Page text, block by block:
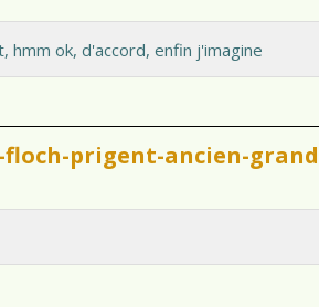
ok, d'accord, enfin j'imagine
prigent-ancien-